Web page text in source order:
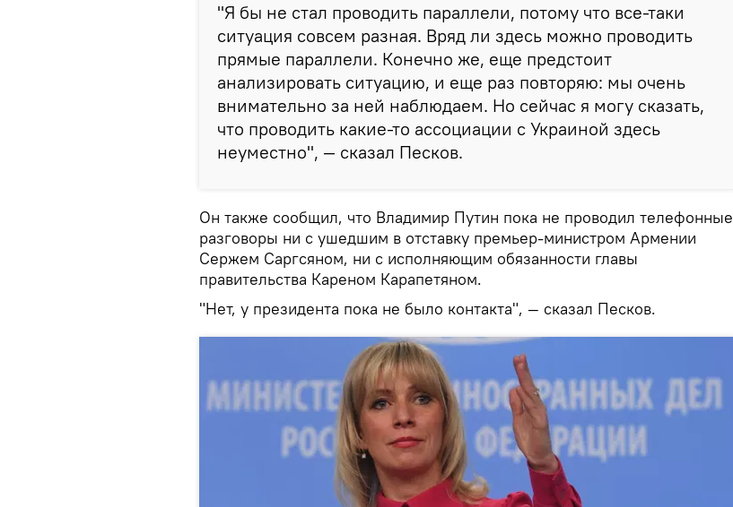
"Я бы не стал проводить параллели, потому что все-таки
ситуация совсем разная. Вряд ли здесь можно проводить
прямые параллели. Конечно же, еще предстоит
анализировать ситуацию, и еще раз повторяю: мы очень
внимательно за ней наблюдаем. Но сейчас я могу сказать,
что проводить какие-то ассоциации с Украиной здесь
неуместно", — сказал Песков.
Он также сообщил, что Владимир Путин пока не проводил телефонные
разговоры ни с ушедшим в отставку премьер-министром Армении
Сержем Саргсяном, ни с исполняющим обязанности главы
правительства Кареном Карапетяном.
"Нет, у президента пока не было контакта", — сказал Песков.